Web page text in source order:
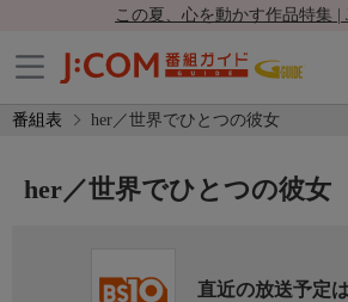
この夏、心を動かす作品特集 |
番組表 her／世界でひとつの彼女
her／世界でひとつの彼女
直近の放送予定